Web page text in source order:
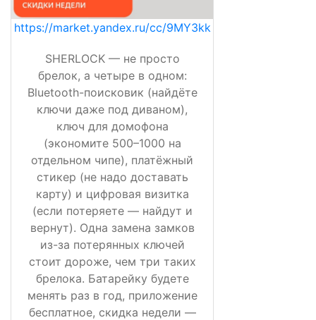
https://market.yandex.ru/cc/9MY3kk
SHERLOCK — не просто
брелок, а четыре в одном:
Bluetooth-поисковик (найдёте
ключи даже под диваном),
ключ для домофона
(экономите 500–1000 на
отдельном чипе), платёжный
стикер (не надо доставать
карту) и цифровая визитка
(если потеряете — найдут и
вернут). Одна замена замков
из-за потерянных ключей
стоит дороже, чем три таких
брелока. Батарейку будете
менять раз в год, приложение
бесплатное, скидка недели —